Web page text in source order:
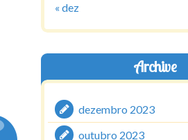
« dez
Archive
dezembro 2023
outubro 2023